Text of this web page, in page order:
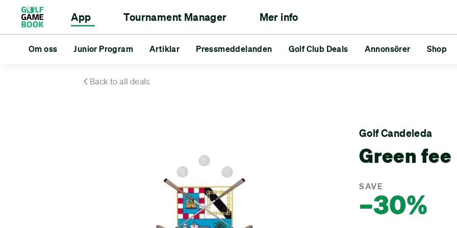
Om oss Junior Program Artiklar Pressmeddelanden Golf Club Deals Annonsörer Shop
App
Scorekort Avståndsmätare Statistik Turneringar Reds vs Blues Vänner Utmaningar
Tournament Manager
Tournament Manager För golfklubbar För golfare
Mer info
Om oss Junior Program Artiklar Pressmeddelanden Golf Club Deals Annonsörer Shop
Back to all deals
Golf Candeleda
Green fee
SAVE
–30%